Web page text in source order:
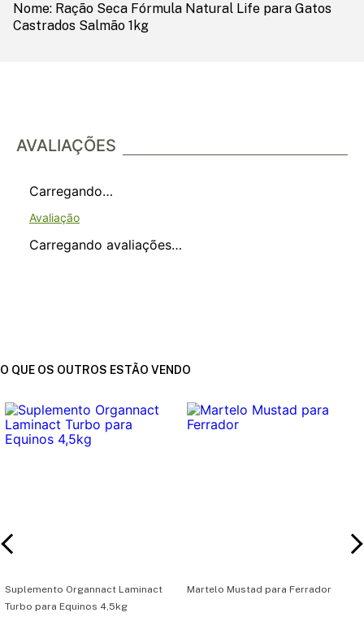
Nome: Ração Seca Fórmula Natural Life para Gatos
Castrados Salmão 1kg
AVALIAÇÕES
Carregando…
Carregando avaliações…
O QUE OS OUTROS ESTÃO VENDO
Suplemento Organnact Laminact
Turbo para Equinos 4,5kg
Martelo Mustad para Ferrador